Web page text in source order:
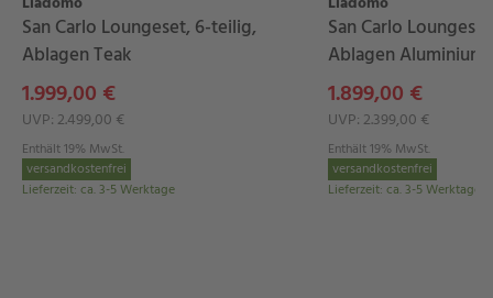
waschbar . Das Material bleibt trotz seiner enormen
Leistungsfähigkeit leicht und handlich.
Dieanthrazitfarbene Schutzhülle
besteht aus
demHochleistungsmaterial EVERLAST PLUSund ist
äußerstwiderstandsfähig
. Es eignet sich
hervorragend für den
Winter.Es
San Carlo Loungeset, 6-teilig,
Ablagen Teak
1.999,00 €
UVP: 2.499,00 €
Enthält 19% MwSt.
versandkostenfrei
Lieferzeit: ca. 3-5 Werktage
San Carlo
Ablagen Aluminium
1.899,00 €
UVP: 2.399,00 €
Enthält 19% MwSt.
versandkostenfrei
Lieferzeit: ca. 3-5 Werktage